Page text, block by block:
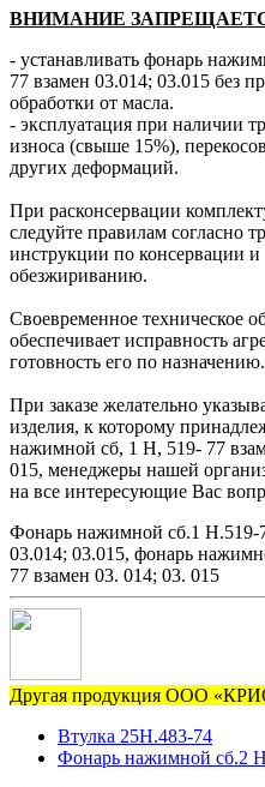
ВНИМАНИЕ
- устанавливать фонарь
77 взамен 03.014; 03.015 без
обработки от масла.
- эксплуатация при наличии
износа (свыше 15%),
других деформаций.
При расконсервации
следуйте правилам согласно
инструкции по консервации и
обезжириванию.
Своевременное техническое
обеспечивает исправность
готовность его по назначению.
При заказе желательно
изделия, к которому
нажимной сб, 1 Н, 519- 77
015, менеджеры нашей
на все интересующие Вас
Фонарь нажимной сб.1 Н.519-
03.014; 03.015, фонарь
77 взамен 03. 014; 03. 015
Другая продукция ООО
Втулка 25Н.483-74
Фонарь нажимной сб.2